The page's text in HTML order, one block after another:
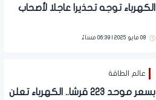
الكهرباء توجه تحذيرا عاجلا لأصحاب
08 مايو 2025 | 06:39 مساءً
عالم الطاقة
بسعر موحد 223 قرشا.. الكهرباء تعلن